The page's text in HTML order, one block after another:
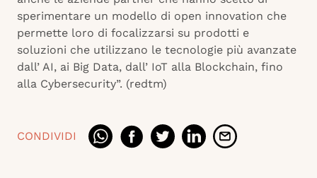
sperimentare un modello di open innovation che
permette loro di focalizzarsi su prodotti e
soluzioni che utilizzano le tecnologie più avanzate
dall’ AI, ai Big Data, dall’ IoT alla Blockchain, fino
alla Cybersecurity”. (redtm)
CONDIVIDI